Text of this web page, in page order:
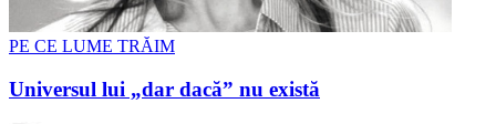
PE CE LUME TRĂIM
Universul lui „dar dacă” nu există